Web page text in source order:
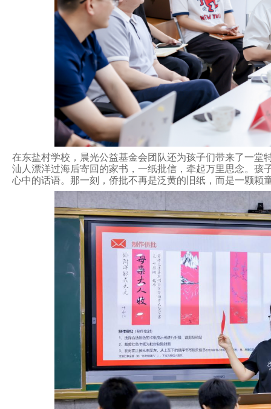
在东盐村学校，晨光公益基金会团队还为孩子们带来了一堂
汕人漂洋过海后寄回的家书，一纸批信，牵起万里思念。孩
心中的话语。那一刻，侨批不再是泛黄的旧纸，而是一颗颗